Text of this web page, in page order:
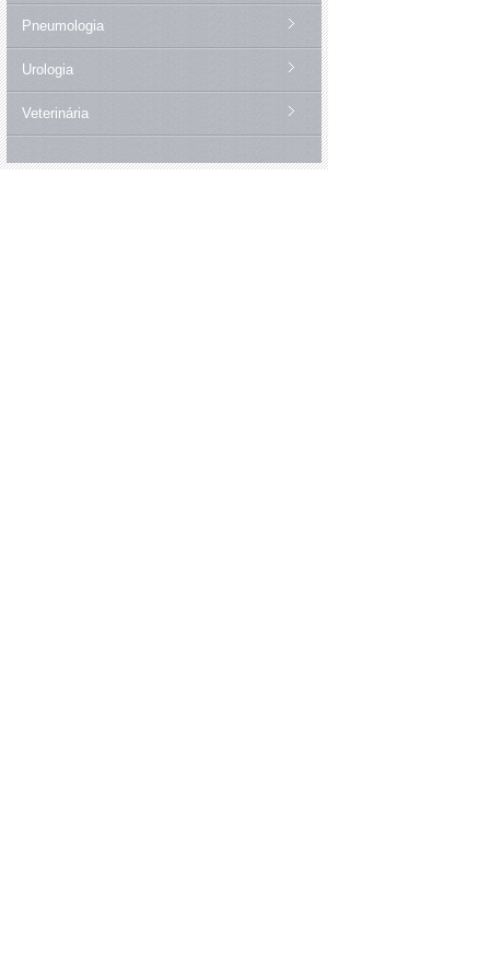
Pneumologia
Urologia
Veterinária